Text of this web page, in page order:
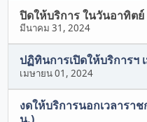
ปิดให้บริการ ในวันอาทิตย์
มีนาคม 31, 2024
ปฏิทินการเปิดให้บริการฯ
เมษายน 01, 2024
งดให้บริการนอกเวลารา